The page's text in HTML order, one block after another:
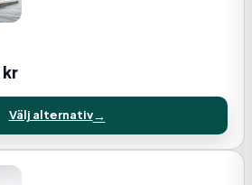
kr
Välj alternativ